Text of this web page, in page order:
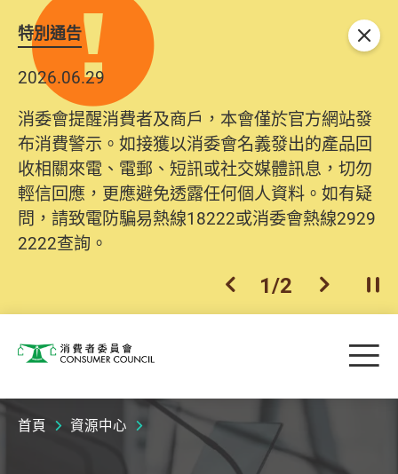
特別通告
2026.06.29
消委會提醒消費者及商戶，本會僅於官方網站發
布消費警示。如接獲以消委會名義發出的產品回
收相關來電、電郵、短訊或社交媒體訊息，切勿
輕信回應，更應避免透露任何個人資料。如有疑
問，請致電防騙易熱線18222或消委會熱線2929
2222查詢。
上一個
1/2 下一個開
關閉
消費者委員會 目
首頁 資源中心